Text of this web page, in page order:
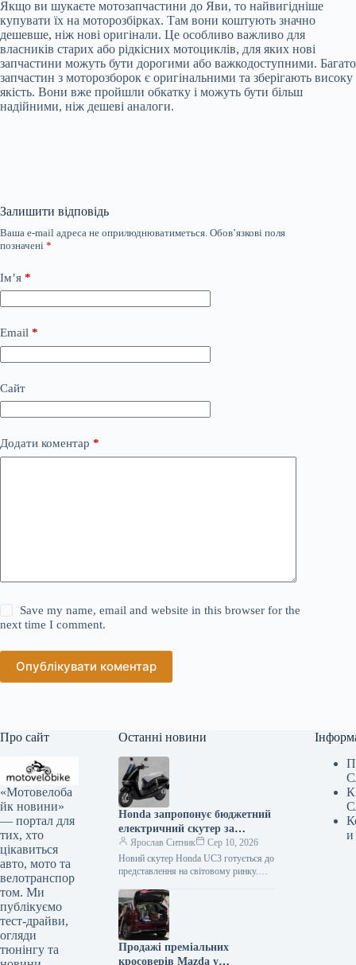
Якщо ви шукаєте мотозапчастини до Яви, то найвигідніше
купувати їх на моторозбірках. Там вони коштують значно
дешевше, ніж нові оригінали. Це особливо важливо для
власників старих або рідкісних мотоциклів, для яких нові
запчастини можуть бути дорогими або важкодоступними. Багато
запчастин з моторозборок є оригінальними та зберігають високу
якість. Вони вже пройшли обкатку і можуть бути більш
надійними, ніж дешеві аналоги.
Залишити відповідь
Ваша e-mail адреса не оприлюднюватиметься. Обов’язкові поля
позначені *
Ім’я *
Email *
Сайт
Додати коментар *
Save my name, email and website in this browser for the
next time I comment.
Опублікувати коментар
Про сайт
«Мотовелоба
йк новини»
— портал для
тих, хто
цікавиться
авто, мото та
велотранспор
том. Ми
публікуємо
тест-драйви,
огляди
тюнінгу та
Останні новини
Honda запропонує бюджетний
електричний скутер за
вартістю ноутбука.
Ярослав Ситник
Сер 10, 2026
Новий скутер Honda UC3 готується до
представлення на світовому ринку.
двоколісний транспорт пропонує запас
ходу, що перевищує…
Продажі преміальних
кросоверів Mazda у
и